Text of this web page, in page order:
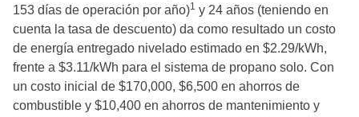
153 días de operación por año)1 y 24 años (teniendo en
cuenta la tasa de descuento) da como resultado un costo
de energía entregado nivelado estimado en $2.29/kWh,
frente a $3.11/kWh para el sistema de propano solo. Con
un costo inicial de $170,000, $6,500 en ahorros de
combustible y $10,400 en ahorros de mantenimiento y